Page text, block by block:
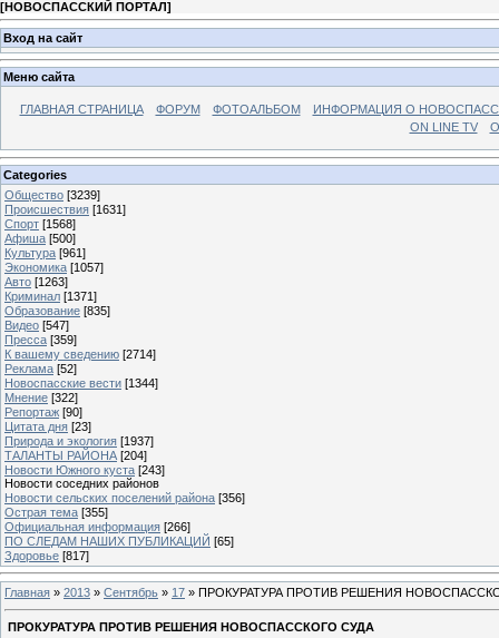
[НОВОСПАССКИЙ ПОРТАЛ]
Вход на сайт
Меню сайта
ГЛАВНАЯ СТРАНИЦА ФОРУМ ФОТОАЛЬБОМ
ИНФОРМАЦИЯ О
ON LINE TV
Categories
Общество [3239]
Происшествия [1631]
Спорт [1568]
Афиша [500]
Культура [961]
Экономика [1057]
Авто [1263]
Криминал [1371]
Образование [835]
Видео [547]
Пресса [359]
К вашему сведению [2714]
Реклама [52]
Новоспасские вести [1344]
Мнение [322]
Репортаж [90]
Цитата дня [23]
Природа и экология [1937]
ТАЛАНТЫ РАЙОНА [204]
Новости Южного куста [243]
Новости соседних районов
Новости сельских поселений района [356]
Острая тема [355]
Официальная информация [266]
ПО СЛЕДАМ НАШИХ ПУБЛИКАЦИЙ [65]
Здоровье [817]
Главная » 2013 » Сентябрь » 17 » ПРОКУРАТУРА ПРОТИВ РЕШЕНИЯ
ПРОКУРАТУРА ПРОТИВ РЕШЕНИЯ НОВОСПАССКОГО СУДА